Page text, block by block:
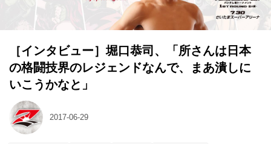
［インタビュー］堀口恭司、「所さんは日本
の格闘技界のレジェンドなんで、まあ潰しに
いこうかなと」
2017-06-29